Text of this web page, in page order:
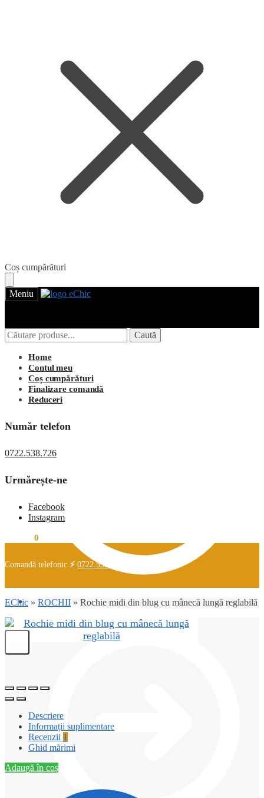
Skip
to
navigation
Skip
to
content
Coș cumpărături
Meniu
Caută
după:
Caută
Login
Coș
Caută
după:
Caută
Home
Contul meu
Coș cumpărături
Finalizare comandă
Reduceri
Număr telefon
0722.538.726
Urmărește-ne
Facebook
Instagram
0
Comandă telefonic ⚡ 0722.538.726
EChic » ROCHII » Rochie midi din blug cu mânecă lungă reglabilă
Descriere
Informații suplimentare
Recenzii 1
Ghid mărimi
Adaugă în coș